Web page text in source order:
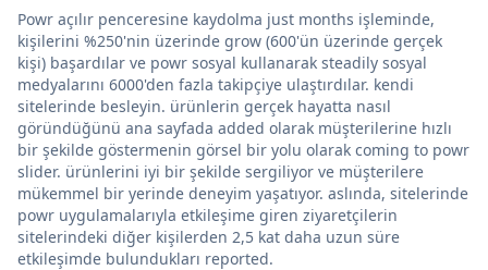
Powr açılır penceresine kaydolma just months işleminde,
kişilerini %250'nin üzerinde grow (600'ün üzerinde gerçek
kişi) başardılar ve powr sosyal kullanarak steadily sosyal
medyalarını 6000'den fazla takipçiye ulaştırdılar. kendi
sitelerinde besleyin. ürünlerin gerçek hayatta nasıl
göründüğünü ana sayfada added olarak müşterilerine hızlı
bir şekilde göstermenin görsel bir yolu olarak coming to powr
slider. ürünlerini iyi bir şekilde sergiliyor ve müşterilere
mükemmel bir yerinde deneyim yaşatıyor. aslında, sitelerinde
powr uygulamalarıyla etkileşime giren ziyaretçilerin
sitelerindeki diğer kişilerden 2,5 kat daha uzun süre
etkileşimde bulundukları reported.